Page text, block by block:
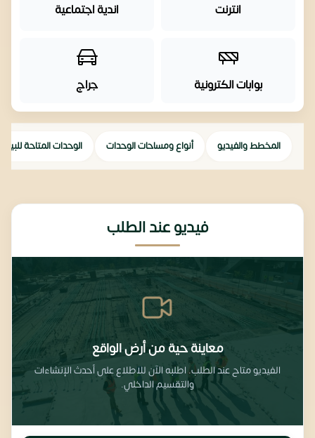
انترنت اندية اجتماعية
بوابات الكترونية جراج
المخطط والفيديو أنواع ومساحات الوحدات الوحدات المتاحة للبيع
فيديو عند الطلب
معاينة حية من أرض الواقع
الفيديو متاح عند الطلب. اطلبه الآن للاطلاع على أحدث الإنشاءات
والتقسيم الداخلي.